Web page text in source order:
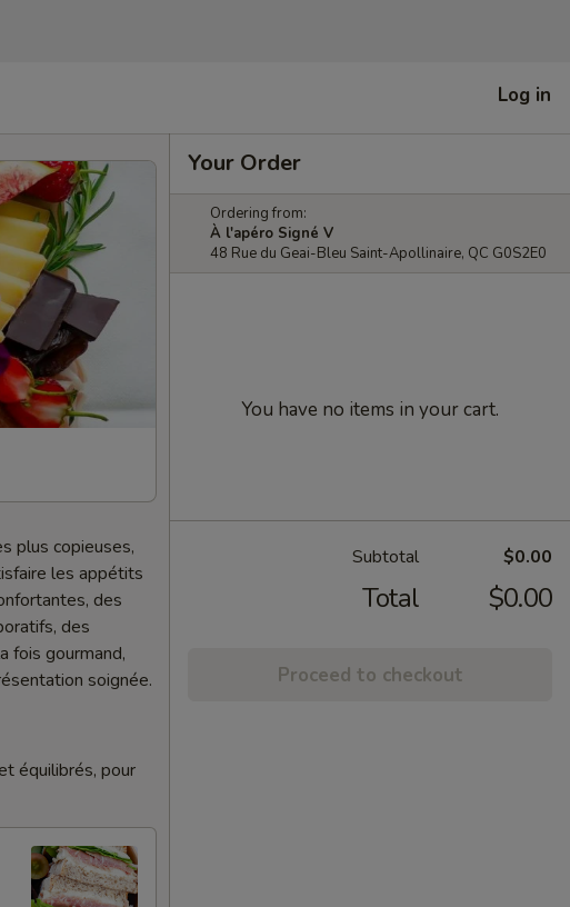
Log in
plus copieuses,
les appétits
des
des
fois gourmand,
soignée.
équilibrés, pour
Your Order
Ordering from:
À l'apéro Signé V
48 Rue du Geai-Bleu Saint-Apollinaire, QC G0S2E0
You have no items in your cart.
Subtotal $0.00
Total $0.00
Proceed to checkout